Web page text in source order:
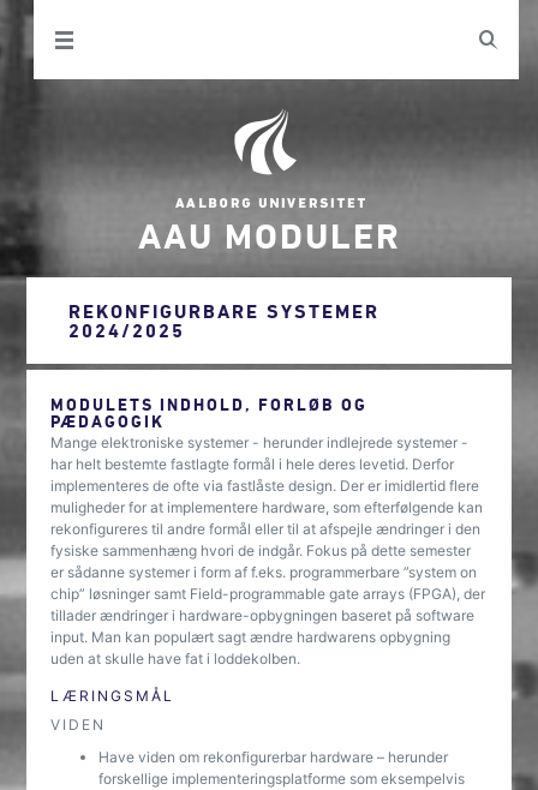
AAU MODULER
REKONFIGURBARE SYSTEMER
2024/2025
MODULETS INDHOLD, FORLØB OG
PÆDAGOGIK
Mange elektroniske systemer - herunder indlejrede systemer -
har helt bestemte fastlagte formål i hele deres levetid. Derfor
implementeres de ofte via fastlåste design. Der er imidlertid flere
muligheder for at implementere hardware, som efterfølgende kan
rekonfigureres til andre formål eller til at afspejle ændringer i den
fysiske sammenhæng hvori de indgår. Fokus på dette semester
er sådanne systemer i form af f.eks. programmerbare ”system on
chip” løsninger samt Field-programmable gate arrays (FPGA), der
tillader ændringer i hardware-opbygningen baseret på software
input. Man kan populært sagt ændre hardwarens opbygning
uden at skulle have fat i loddekolben.
LÆRINGSMÅL
VIDEN
Have viden om rekonfigurerbar hardware – herunder
forskellige implementeringsplatforme som eksempelvis